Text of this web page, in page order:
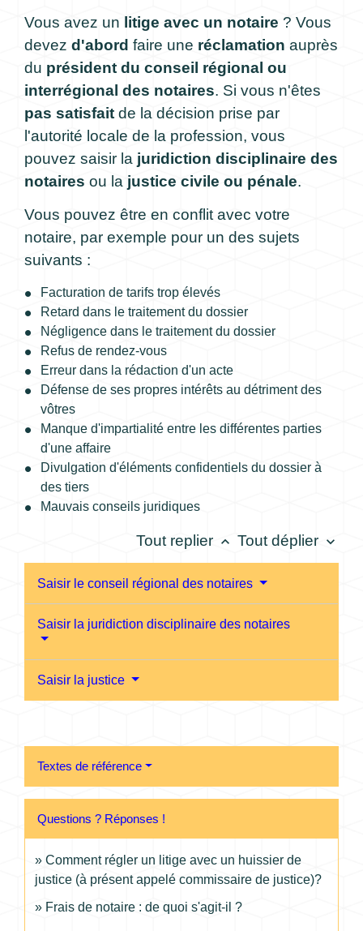
Vous avez un litige avec un notaire ? Vous
devez d'abord faire une réclamation auprès
du président du conseil régional ou
interrégional des notaires. Si vous n'êtes
pas satisfait de la décision prise par
l'autorité locale de la profession, vous
pouvez saisir la juridiction disciplinaire des
notaires ou la justice civile ou pénale.
Vous pouvez être en conflit avec votre
notaire, par exemple pour un des sujets
suivants :
Facturation de tarifs trop élevés
Retard dans le traitement du dossier
Négligence dans le traitement du dossier
Refus de rendez-vous
Erreur dans la rédaction d'un acte
Défense de ses propres intérêts au détriment des
vôtres
Manque d'impartialité entre les différentes parties
d'une affaire
Divulgation d'éléments confidentiels du dossier à
des tiers
Mauvais conseils juridiques
Tout replier keyboard_arrow_up Tout déplier keyboard_arrow_down
Saisir le conseil régional des notaires
Saisir la juridiction disciplinaire des notaires
Saisir la justice
Textes de référence
Questions ? Réponses !
Comment régler un litige avec un huissier de
justice (à présent appelé commissaire de justice)?
Frais de notaire : de quoi s'agit-il ?